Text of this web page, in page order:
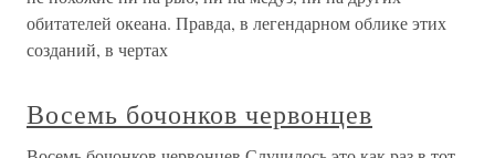
обитателей океана. Правда, в легендарном облике этих
созданий, в чертах
Восемь бочонков червонцев